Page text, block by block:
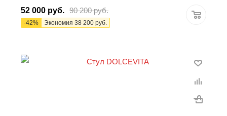
52 000 руб. 90 200руб.
-42% Экономия 38 200 руб.